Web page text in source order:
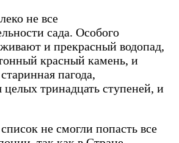
не все
сада. Особого
и прекрасный водопад,
красный камень, и
пагода,
тринадцать ступеней, и
не смогли попасть все